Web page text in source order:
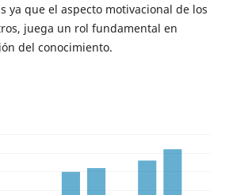
ya que el aspecto motivacional de los
juega un rol fundamental en
del conocimiento.